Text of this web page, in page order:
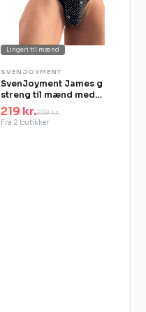
Lingeri til mænd
SVENJOYMENT
SvenJoyment James g
streng til mænd med
rhinsten L
219 kr.259 kr.
Fra 2 butikker